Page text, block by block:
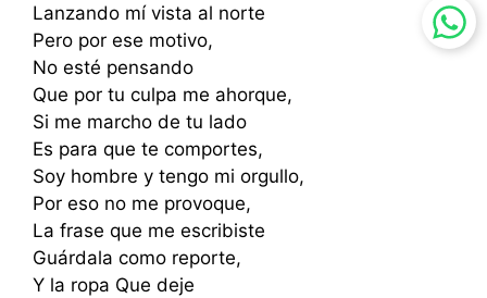
Lanzando mí vista al norte
Pero por ese motivo,
No esté pensando
Que por tu culpa me ahorque,
Si me marcho de tu lado
Es para que te comportes,
Soy hombre y tengo mi orgullo,
Por eso no me provoque,
La frase que me escribiste
Guárdala como reporte,
Y la ropa Que deje